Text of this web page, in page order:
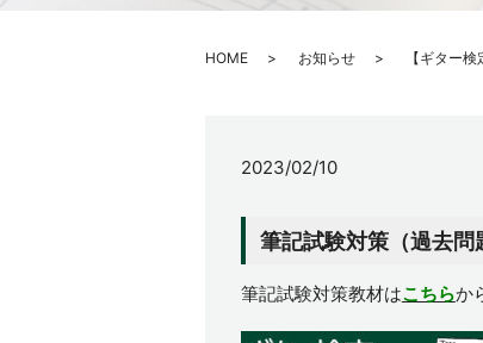
HOME お知らせ 【ギター
2023/02/10
筆記試験対策（過去問
筆記試験対策教材はこちらか